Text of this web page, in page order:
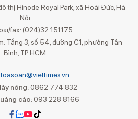
thị Hinode Royal Park, xã Hoài Đức, Hà
Nội
fax: (024)32 151175
Tầng 3, số 54, đường C1, phường Tân
Bình, TP.HCM
toasoan@viettimes.vn
nóng: 0862 774 832
cáo:093 228 8166